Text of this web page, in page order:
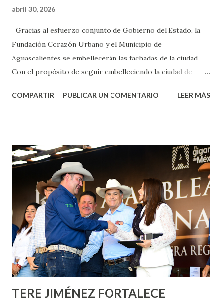
abril 30, 2026
Gracias al esfuerzo conjunto de Gobierno del Estado, la
Fundación Corazón Urbano y el Municipio de
Aguascalientes se embellecerán las fachadas de la ciudad
Con el propósito de seguir embelleciendo la ciudad de
municipal, Leo Montañez dio inicio al programa
Corazón Urbano y el Municipio capital. Leo Montañez
informó que en este programa se usarán cerca de 90 mil
metros cuadrados de pintura, para dar inicio en la calle
Nieto, entre Jesús F. Elizondo y la calle 22 de Octubre, con
lo que se aplicará pintura en 66 casas. Posteriormente se
llevará este programa a Villas de Nuestra Señora de la
Asunción, Avenida Alameda y Decreto 27 de Septiembre, en
los edificios FOVISSSTE Ojo de Agua, en la comunidad
Norias de Paso Hondo y en los edificios de...
COMPARTIR PUBLICAR UN COMENTARIO LEER MÁS
TERE JIMÉNEZ FORTALECE